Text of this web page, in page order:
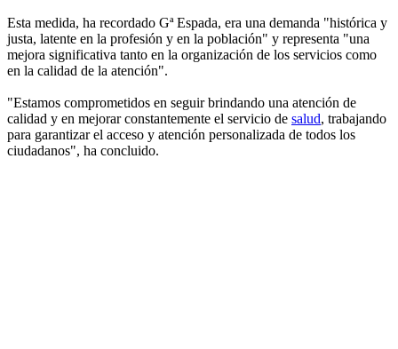
Esta medida, ha recordado Gª Espada, era una demanda "histórica y
justa, latente en la profesión y en la población" y representa "una
mejora significativa tanto en la organización de los servicios como
en la calidad de la atención".
"Estamos comprometidos en seguir brindando una atención de
calidad y en mejorar constantemente el servicio de salud, trabajando
para garantizar el acceso y atención personalizada de todos los
ciudadanos", ha concluido.